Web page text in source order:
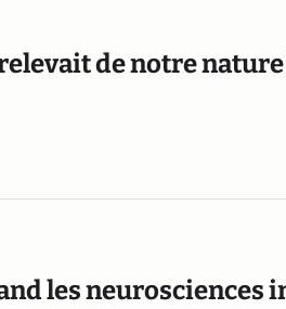
de notre
les neurosciences